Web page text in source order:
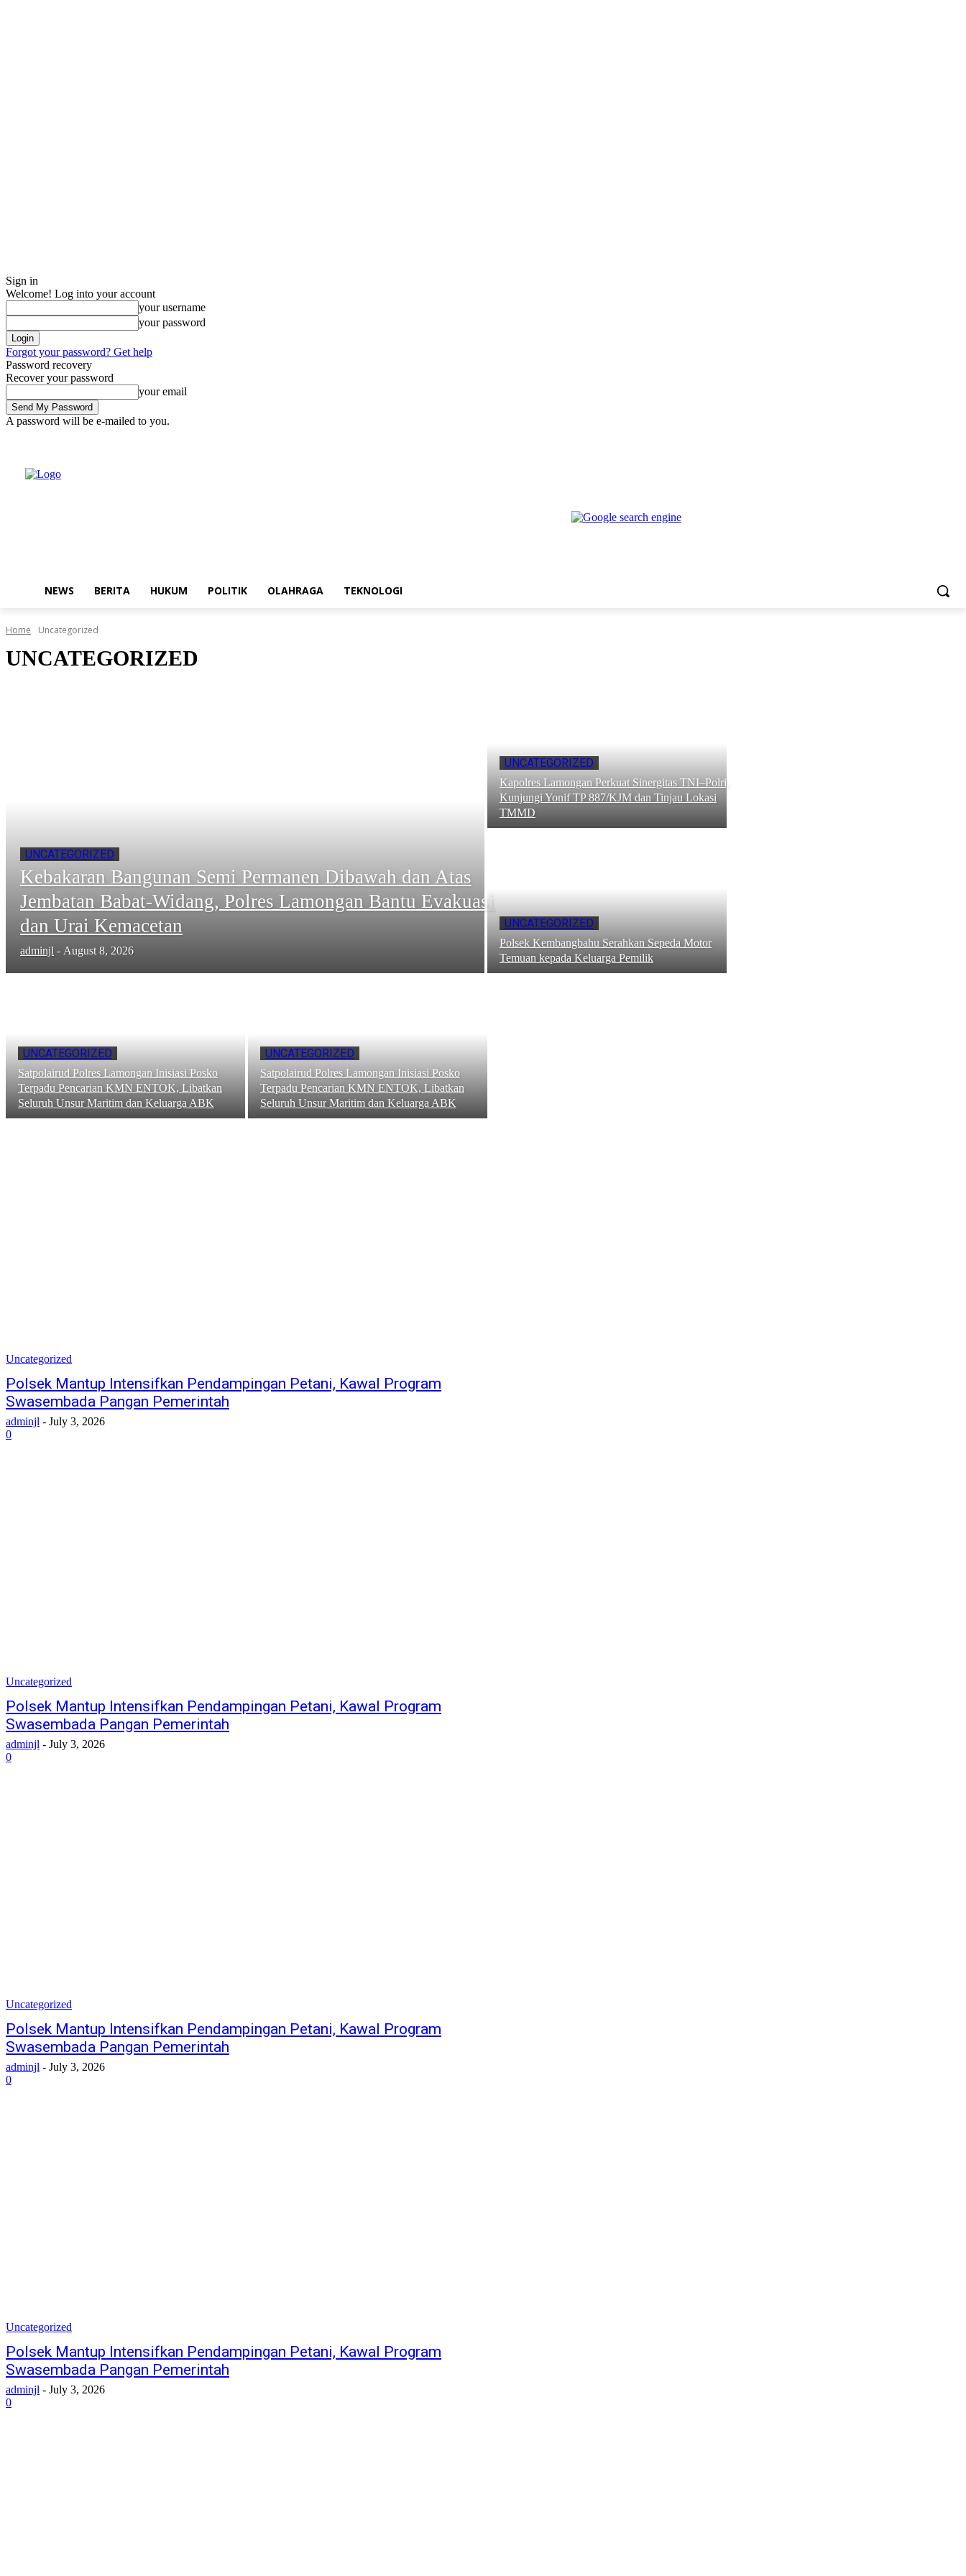
Sign in
Welcome! Log into your account
your username
your password
Forgot your password? Get help
Password recovery
Recover your password
your email
A password will be e-mailed to you.
NEWS BERITA HUKUM POLITIK OLAHRAGA TEKNOLOGI
Home Uncategorized
UNCATEGORIZED
UNCATEGORIZED
Kebakaran Bangunan Semi Permanen Dibawah dan Atas
Jembatan Babat-Widang, Polres Lamongan Bantu Evakuasi
dan Urai Kemacetan
adminjl - August 8, 2026
UNCATEGORIZED
Kapolres Lamongan Perkuat Sinergitas TNI–Polri,
Kunjungi Yonif TP 887/KJM dan Tinjau Lokasi
TMMD
UNCATEGORIZED
Polsek Kembangbahu Serahkan Sepeda Motor
Temuan kepada Keluarga Pemilik
UNCATEGORIZED
Satpolairud Polres Lamongan Inisiasi Posko
Terpadu Pencarian KMN ENTOK, Libatkan
Seluruh Unsur Maritim dan Keluarga ABK
UNCATEGORIZED
Satpolairud Polres Lamongan Inisiasi Posko
Terpadu Pencarian KMN ENTOK, Libatkan
Seluruh Unsur Maritim dan Keluarga ABK
Uncategorized
Polsek Mantup Intensifkan Pendampingan Petani, Kawal Program
Swasembada Pangan Pemerintah
adminjl - July 3, 2026
0
Uncategorized
Polsek Mantup Intensifkan Pendampingan Petani, Kawal Program
Swasembada Pangan Pemerintah
adminjl - July 3, 2026
0
Uncategorized
Polsek Mantup Intensifkan Pendampingan Petani, Kawal Program
Swasembada Pangan Pemerintah
adminjl - July 3, 2026
0
Uncategorized
Polsek Mantup Intensifkan Pendampingan Petani, Kawal Program
Swasembada Pangan Pemerintah
adminjl - July 3, 2026
0